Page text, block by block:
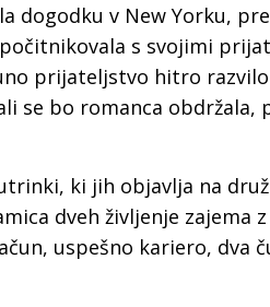
dogodku v New Yorku,
s svojimi
prijateljstvo hitro razvilo
se bo romanca obdržala,
ki jih objavlja na
dveh življenje zajema
uspešno kariero, dva